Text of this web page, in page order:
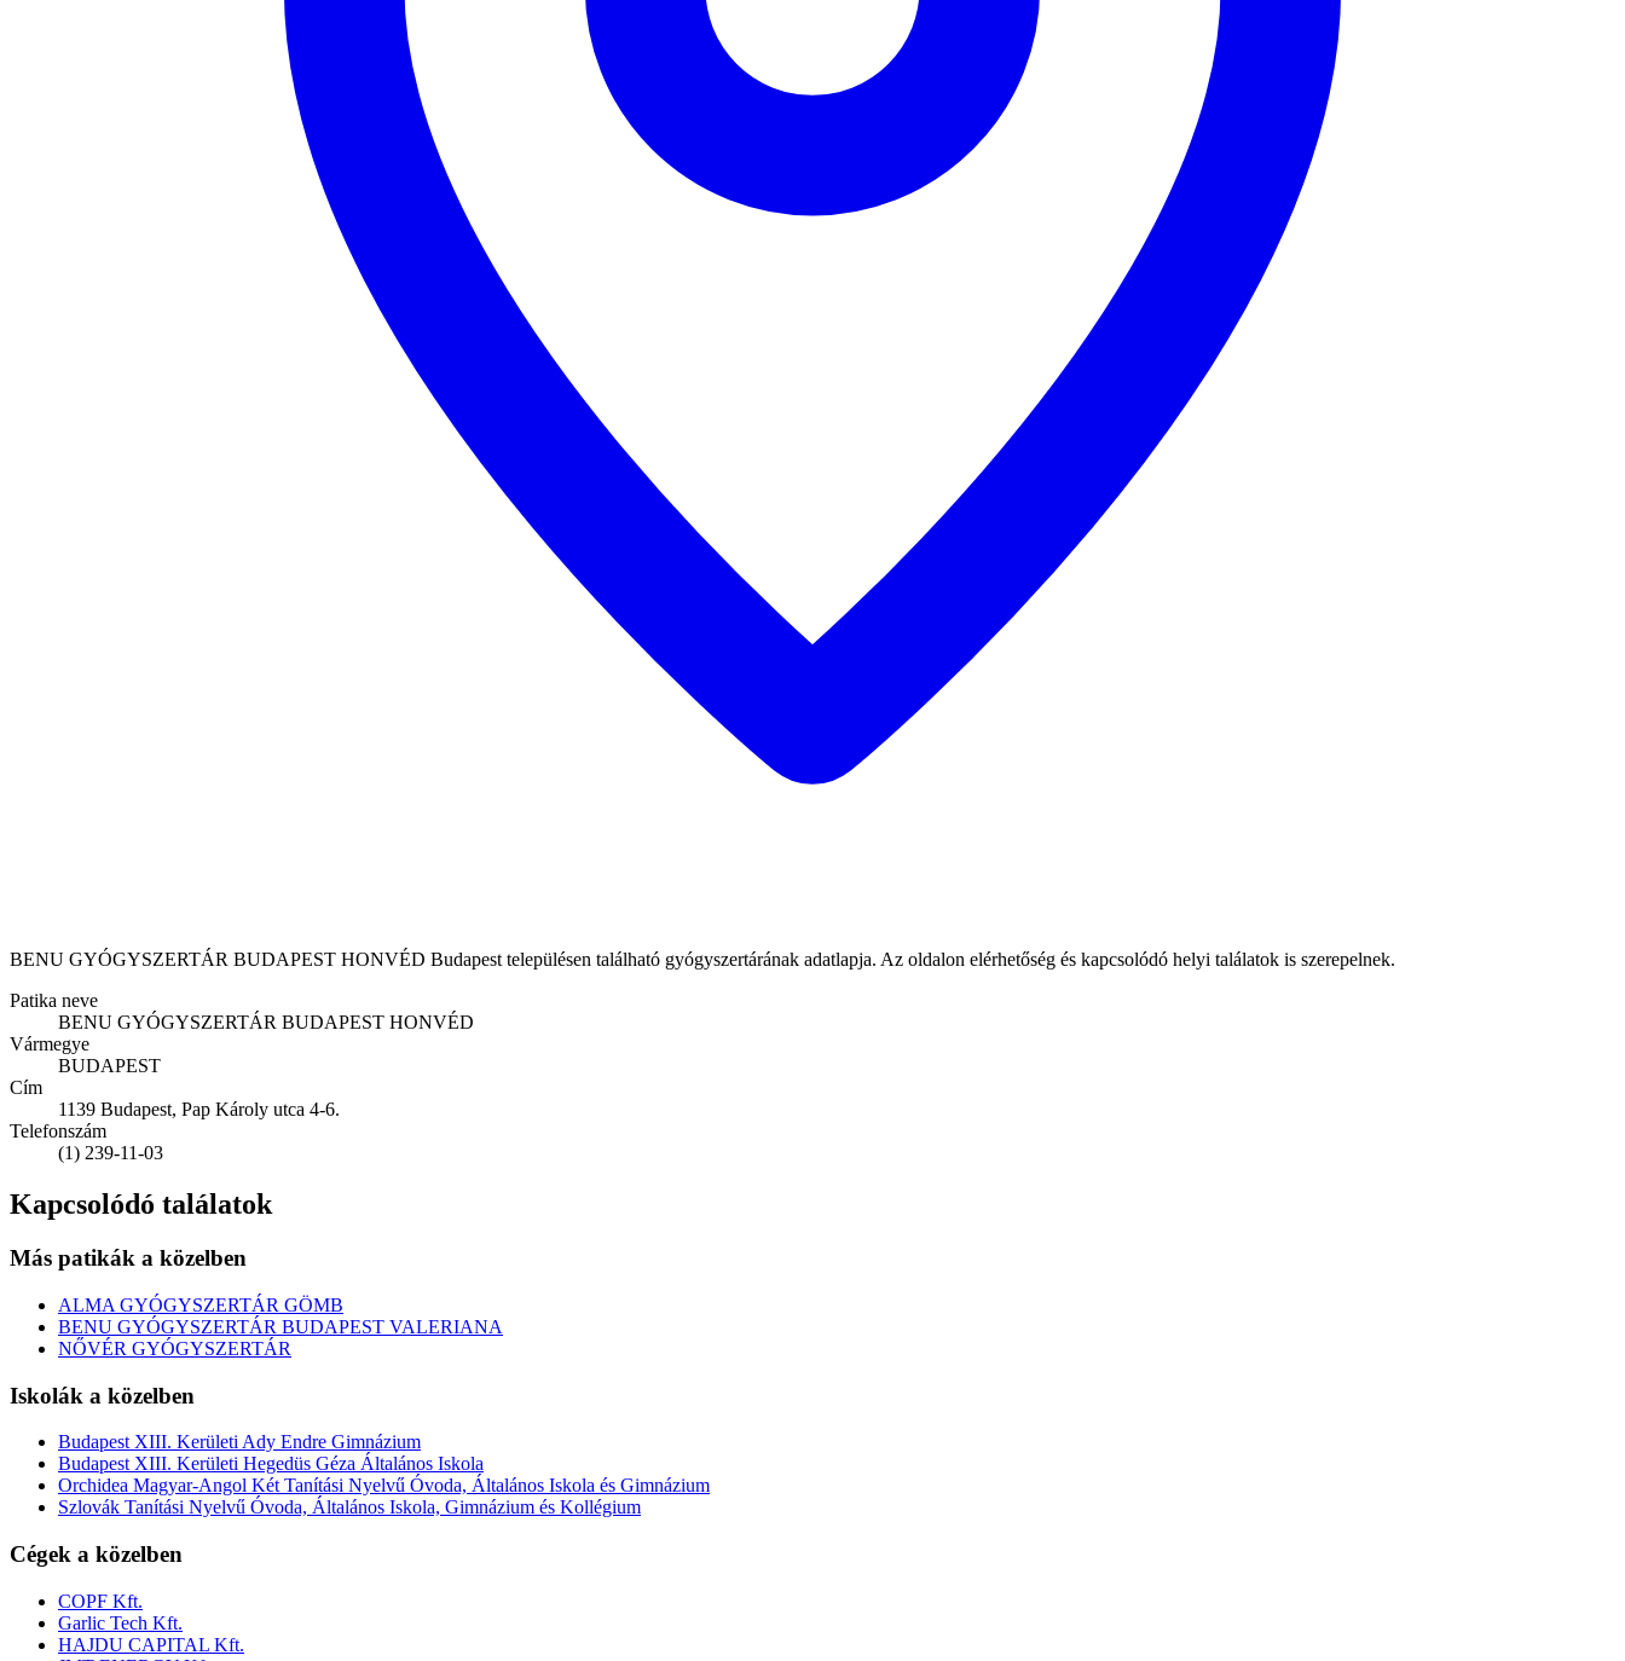
BENU GYÓGYSZERTÁR BUDAPEST HONVÉD Budapest településen található gyógyszertárának adatlapja. Az oldalon elérhetőség és kapcsolódó helyi találatok is szerepelnek.
Patika neve
BENU GYÓGYSZERTÁR BUDAPEST HONVÉD
Vármegye
BUDAPEST
Cím
1139 Budapest, Pap Károly utca 4-6.
Telefonszám
(1) 239-11-03
Kapcsolódó találatok
Más patikák a közelben
ALMA GYÓGYSZERTÁR GÖMB
BENU GYÓGYSZERTÁR BUDAPEST VALERIANA
NŐVÉR GYÓGYSZERTÁR
Iskolák a közelben
Budapest XIII. Kerületi Ady Endre Gimnázium
Budapest XIII. Kerületi Hegedüs Géza Általános Iskola
Orchidea Magyar-Angol Két Tanítási Nyelvű Óvoda, Általános Iskola és Gimnázium
Szlovák Tanítási Nyelvű Óvoda, Általános Iskola, Gimnázium és Kollégium
Cégek a közelben
COPF Kft.
Garlic Tech Kft.
HAJDU CAPITAL Kft.